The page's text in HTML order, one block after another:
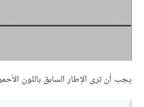
يجب أن ترى الإطار السابق باللون